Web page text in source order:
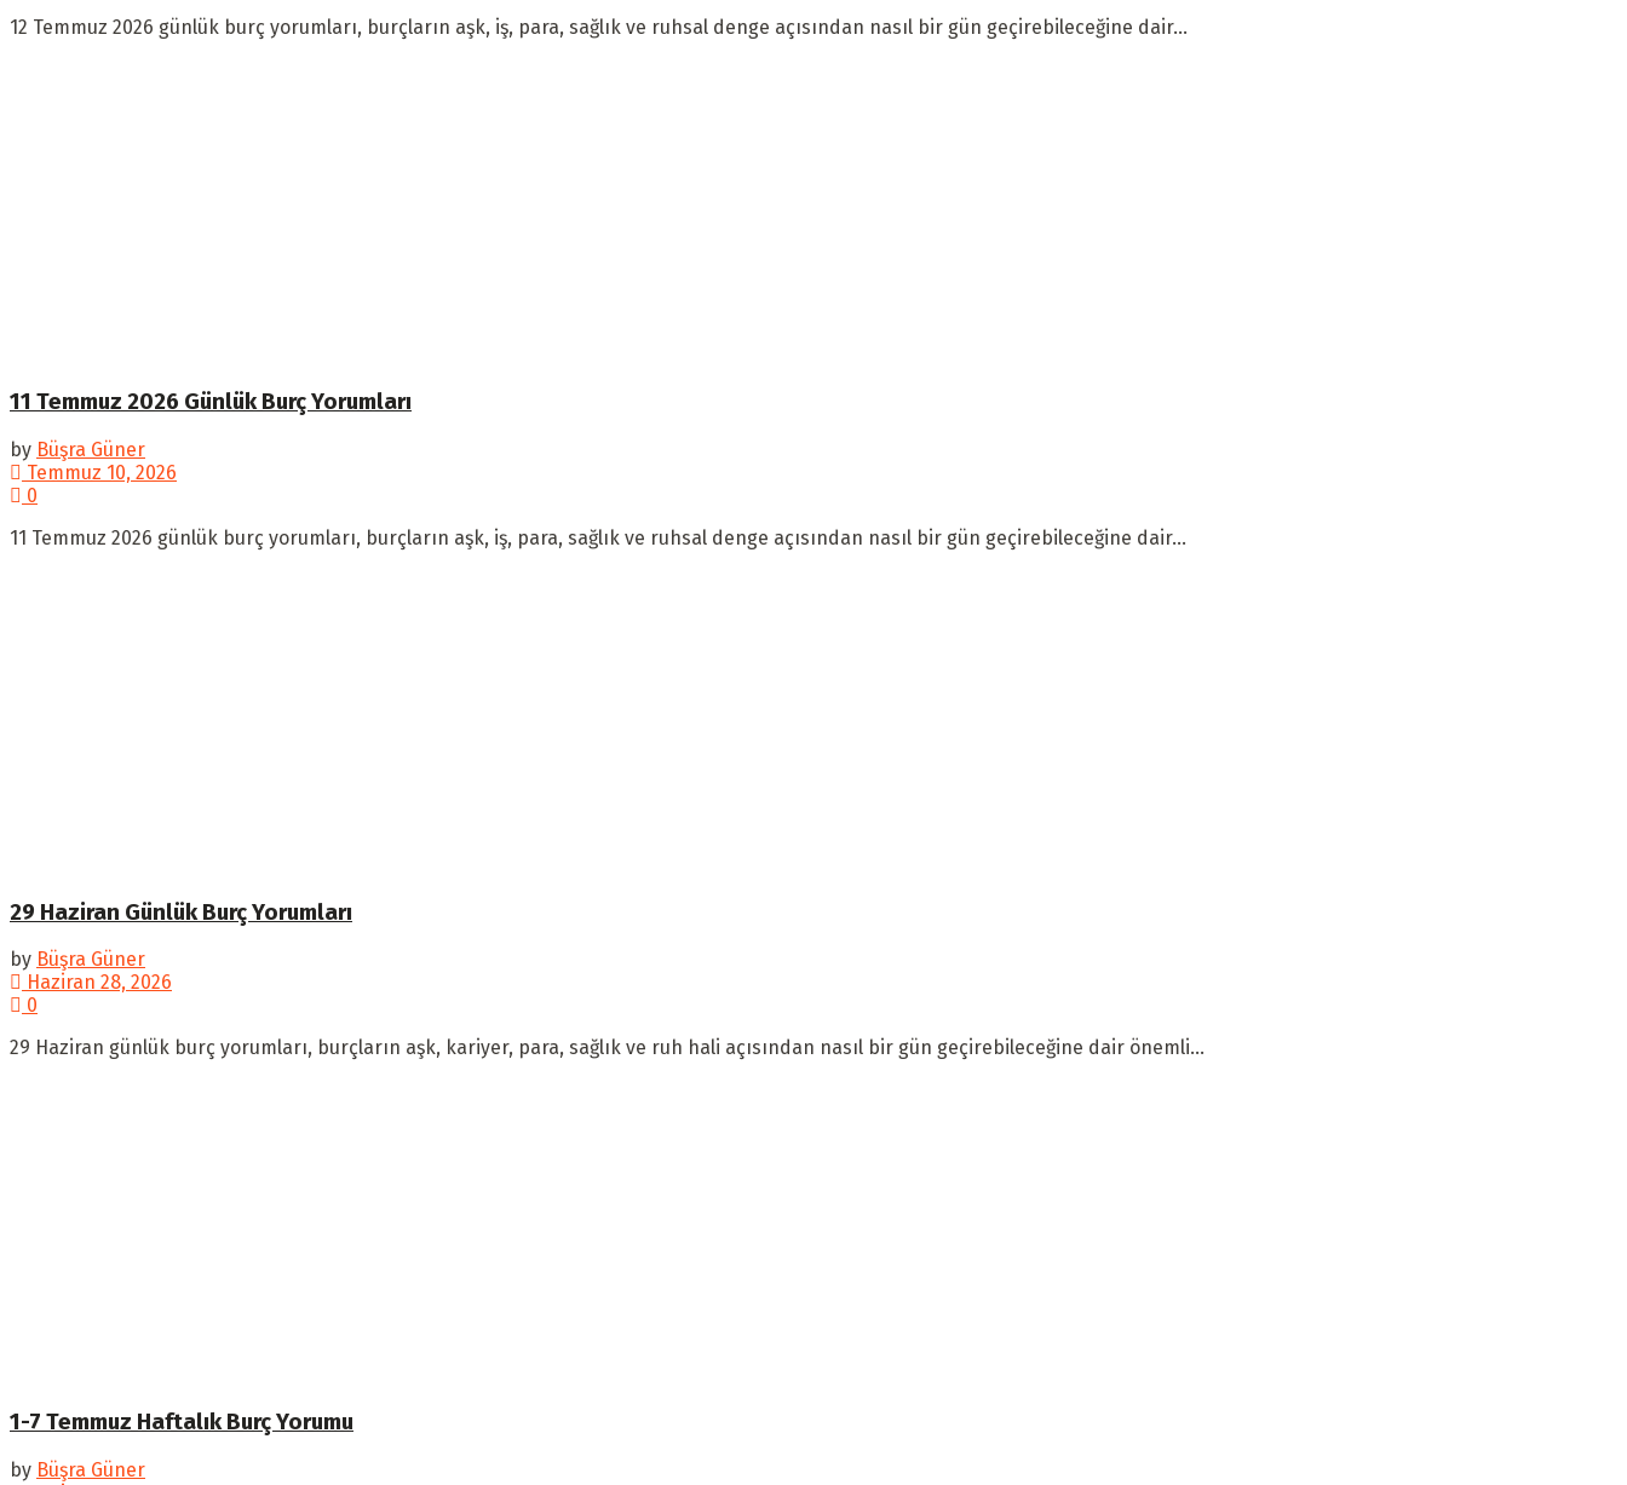
12 Temmuz 2026 günlük burç yorumları, burçların aşk, iş, para, sağlık ve ruhsal denge açısından nasıl bir gün geçirebileceğine dair...
11 Temmuz 2026 Günlük Burç Yorumları
by Büşra Güner
Temmuz 10, 2026
0
11 Temmuz 2026 günlük burç yorumları, burçların aşk, iş, para, sağlık ve ruhsal denge açısından nasıl bir gün geçirebileceğine dair...
29 Haziran Günlük Burç Yorumları
by Büşra Güner
Haziran 28, 2026
0
29 Haziran günlük burç yorumları, burçların aşk, kariyer, para, sağlık ve ruh hali açısından nasıl bir gün geçirebileceğine dair önemli...
1-7 Temmuz Haftalık Burç Yorumu
by Büşra Güner